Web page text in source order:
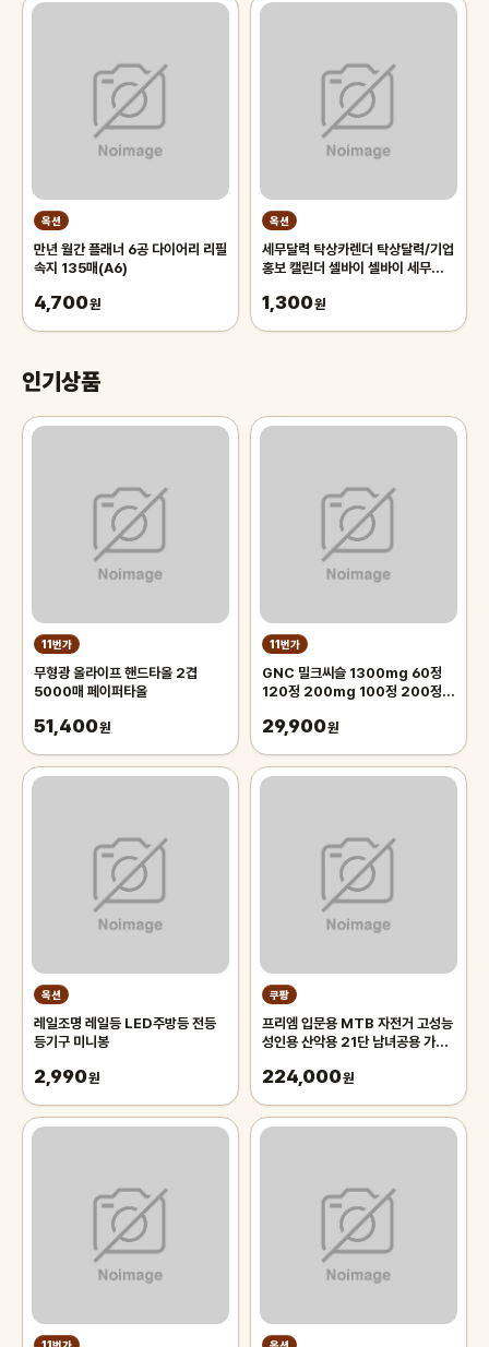
옥션
만년 월간 플래너 6공 다이어리 리필
속지 135매(A6)
4,700원
옥션
세무달력 탁상카렌더 탁상달력/기업
홍보 캘린더 셀바이 셀바이 세무달력
1,300원
인기상품
11번가
무형광 올라이프 핸드타올 2겹
5000매 페이퍼타올
51,400원
11번가
GNC 밀크씨슬 1300mg 60정
120정 200mg 100정 200정
29,900원
옥션
레일조명 레일등 LED주방등 전등
등기구 미니봉
2,990원
쿠팡
프리엠 입문용 MTB 자전거 고성능
성인용 산악용 21단 남녀공용 가성
175cm, 그레이 오렌지/21단/26
224,000원